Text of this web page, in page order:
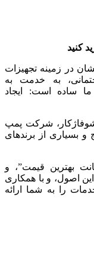
کنید
در زمینه تجهیزات
به خدمت به
ساده است: ایجاد
شرکت پمپ
و بسیاری از برندهای
بهترین قیمت”، و
اصول، و با همکاری
را به شما ارائه